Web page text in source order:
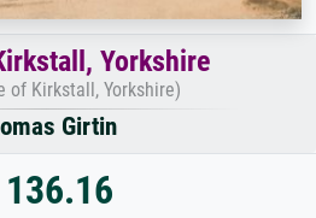
Yorkshire
of Kirkstall, Yorkshire)
Girtin